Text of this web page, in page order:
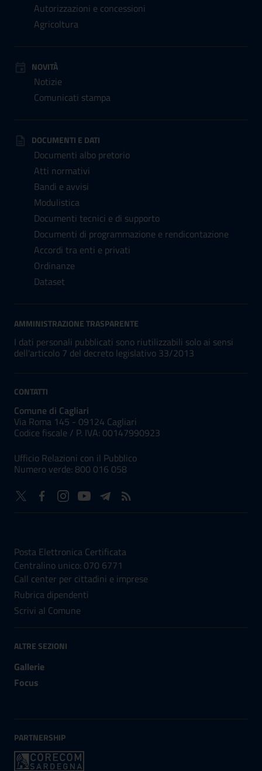
Autorizzazioni e concessioni
Agricoltura
NOVITÀ
Notizie
Comunicati stampa
DOCUMENTI E DATI
Documenti albo pretorio
Atti normativi
Bandi e avvisi
Modulistica
Documenti tecnici e di supporto
Documenti di programmazione e rendicontazione
Accordi tra enti e privati
Ordinanze
Dataset
AMMINISTRAZIONE TRASPARENTE
I dati personali pubblicati sono riutilizzabili solo ai sensi
dell'articolo 7 del decreto legislativo 33/2013
CONTATTI
Comune di Cagliari
Via Roma 145 - 09124 Cagliari
Codice fiscale / P. IVA: 00147990923
Ufficio Relazioni con il Pubblico
Numero verde: 800 016 058
Posta Elettronica Certificata
Centralino unico: 070 6771
Call center per cittadini e imprese
Rubrica dipendenti
Scrivi al Comune
ALTRE SEZIONI
Gallerie
Focus
PARTNERSHIP